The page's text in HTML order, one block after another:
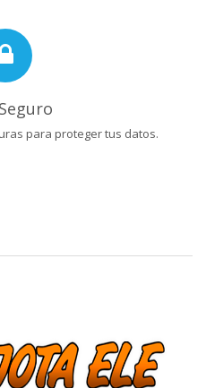
para proteger tus datos.